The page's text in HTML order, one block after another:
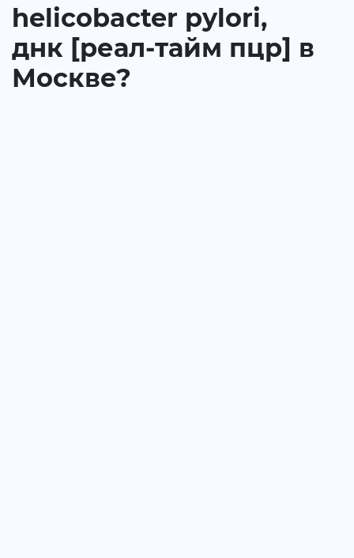
helicobacter pylori,
днк [реал-тайм пцр] в
Москве?